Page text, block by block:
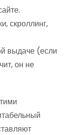
скроллинг,
выдаче (если
он не